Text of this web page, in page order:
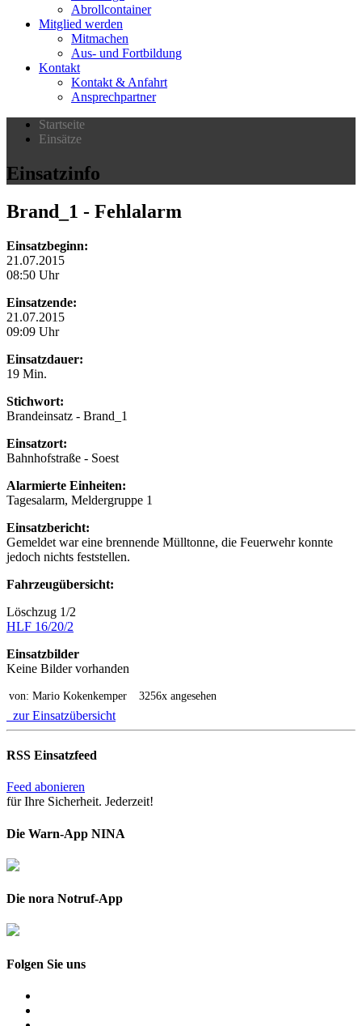
Abrollcontainer
Mitglied werden
Mitmachen
Aus- und Fortbildung
Kontakt
Kontakt & Anfahrt
Ansprechpartner
Startseite
Einsätze
Einsatzinfo
Brand_1 - Fehlalarm
Einsatzbeginn:
21.07.2015
08:50 Uhr
Einsatzende:
21.07.2015
09:09 Uhr
Einsatzdauer:
19 Min.
Stichwort:
Brandeinsatz - Brand_1
Einsatzort:
Bahnhofstraße - Soest
Alarmierte Einheiten:
Tagesalarm, Meldergruppe 1
Einsatzbericht:
Gemeldet war eine brennende Mülltonne, die Feuerwehr konnte
jedoch nichts feststellen.
Fahrzeugübersicht:
Löschzug 1/2
HLF 16/20/2
Einsatzbilder
Keine Bilder vorhanden
von: Mario Kokenkemper 3256x angesehen
zur Einsatzübersicht
RSS Einsatzfeed
Feed abonieren
für Ihre Sicherheit. Jederzeit!
Die Warn-App NINA
Die nora Notruf-App
Folgen Sie uns